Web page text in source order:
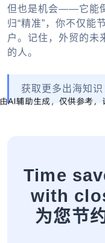
但也是机会——它能
归“精准”，你不仅能
户。记住，外贸的未
的人。
获取更多出海知
Time
with
为您节